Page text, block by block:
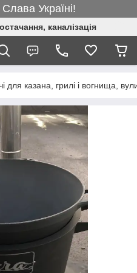
Україні!
каналізація
для казана, грилі і вогнища,